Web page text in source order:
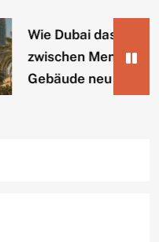
Wie Dubai das
zwischen Mensch
Gebäude neu denkt